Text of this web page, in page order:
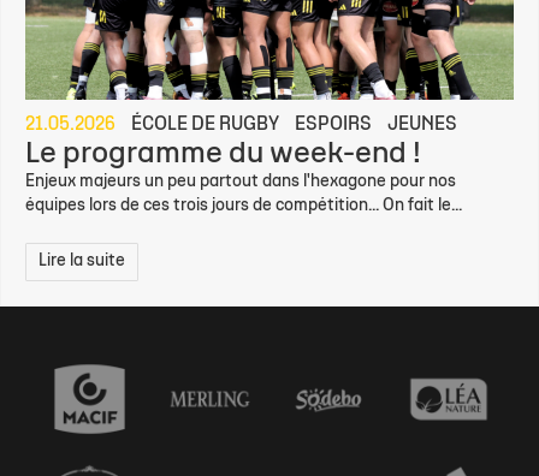
21.05.2026 ÉCOLE DE RUGBY ESPOIRS JEUNES
Le programme du week-end !
Enjeux majeurs un peu partout dans l'hexagone pour nos
équipes lors de ces trois jours de compétition... On fait le...
Lire la suite